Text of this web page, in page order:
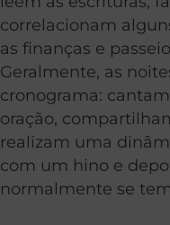
correlacionam
as finanças e
Geralmente, as
cronograma:
oração,
realizam uma
com um hino e
normalmente se